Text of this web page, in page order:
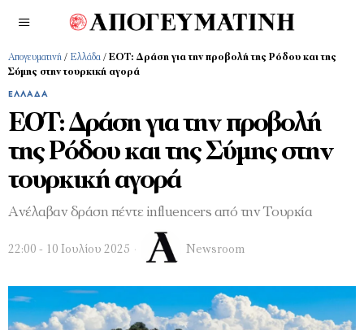
Απογευματινή / Ελλάδα / ΕΟΤ: Δράση για την προβολή της Ρόδου και της
Σύμης στην τουρκική αγορά
ΕΛΛΆΔΑ
ΕΟΤ: Δράση για την προβολή
της Ρόδου και της Σύμης στην
τουρκική αγορά
Aνέλαβαν δράση πέντε influencers από την Τουρκία
22:00 - 10 Ιουλίου 2025 Newsroom